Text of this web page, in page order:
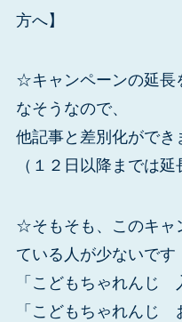
方へ】
☆キャンペーンの延長
なそうなので、
他記事と差別化ができ
（１２日以降までは
☆そもそも、このキャ
ている人が少ないです
「こどもちゃれんじ
「こどもちゃれんじ